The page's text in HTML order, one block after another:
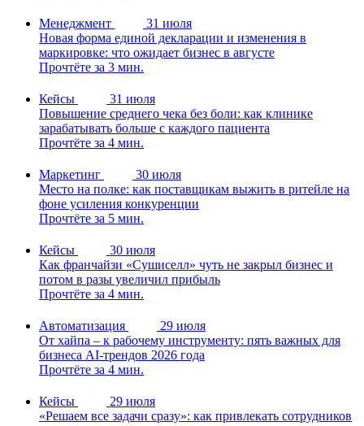
Менеджмент
31 июля
Новая форма единой декларации и изменения в
маркировке: что ожидает бизнес в августе
Прочтёте за 3 мин.
Кейсы
31 июля
Повышение среднего чека без боли: как клинике
зарабатывать больше с каждого пациента
Прочтёте за 4 мин.
Маркетинг
30 июля
Место на полке: как поставщикам выжить в ритейле на
фоне усиления конкуренции
Прочтёте за 5 мин.
Кейсы
30 июля
Как франчайзи «Сушиселл» чуть не закрыл бизнес и
потом в разы увеличил прибыль
Прочтёте за 4 мин.
Автоматизация
29 июля
От хайпа – к рабочему инструменту: пять важных для
бизнеса AI-трендов 2026 года
Прочтёте за 4 мин.
Кейсы
29 июля
«Решаем все задачи сразу»: как привлекать сотрудников